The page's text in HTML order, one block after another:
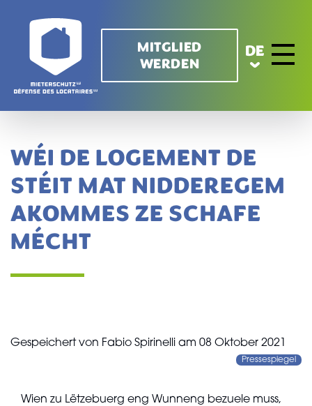
MITGLIED
WERDEN
DE
Toggle
WÉI DE LOGEMENT DE
STÉIT MAT NIDDEREGEM
AKOMMES ZE SCHAFE
MÉCHT
Gespeichert von Fabio Spirinelli am 08 Oktober 2021
Pressespiegel
Wien zu Lëtzebuerg eng Wunneng bezuele muss,